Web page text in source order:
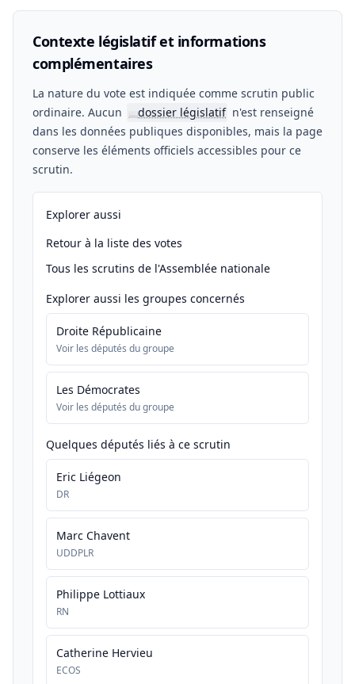
Contexte législatif et informations
complémentaires
La nature du vote est indiquée comme scrutin public
ordinaire. Aucun
📖dossier législatif n'est renseigné
dans les données publiques disponibles, mais la page
conserve les éléments officiels accessibles pour ce
scrutin.
Explorer aussi
Retour à la liste des votes
Tous les scrutins de l'Assemblée nationale
Explorer aussi les groupes concernés
Droite Républicaine
Voir les députés du groupe
Les Démocrates
Voir les députés du groupe
Quelques députés liés à ce scrutin
Eric Liégeon
DR
Marc Chavent
UDDPLR
Philippe Lottiaux
RN
Catherine Hervieu
ECOS